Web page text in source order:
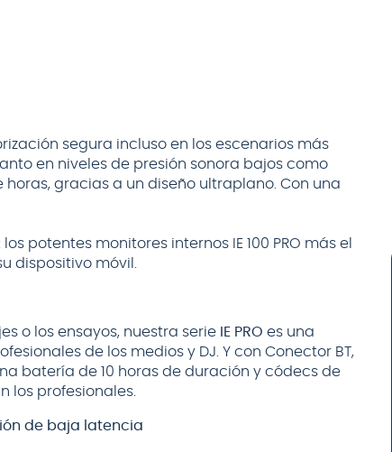
segura incluso en los escenarios más
en niveles de presión sonora bajos como
gracias a un diseño ultraplano. Con una
potentes monitores internos IE 100 PRO más el
dispositivo móvil.
o los ensayos, nuestra serie IE PRO es una
de los medios y DJ. Y con Conector BT,
batería de 10 horas de duración y códecs de
los profesionales.
de baja latencia
$ 42.990 $18.990